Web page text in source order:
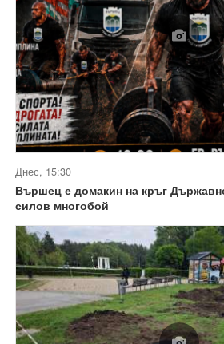
Днес, 15:30
Вършец е домакин на кръг
силов многобой